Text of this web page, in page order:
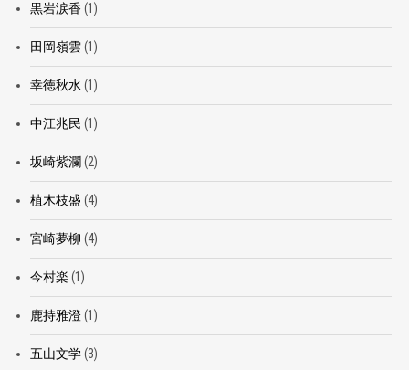
黒岩涙香(1)
田岡嶺雲(1)
幸徳秋水(1)
中江兆民 (1)
坂崎紫瀾 (2)
植木枝盛 (4)
宮崎夢柳 (4)
今村楽 (1)
鹿持雅澄(1)
五山文学(3)